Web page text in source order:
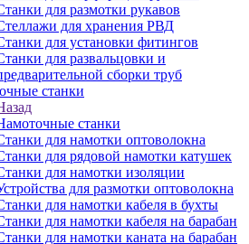
для размотки рукавов
для хранения РВД
для установки фитингов
для развальцовки и
сборки труб
станки
станки
для намотки оптоволокна
для рядовой намотки катушек
для намотки изоляции
для размотки оптоволокна
для намотки кабеля в бухты
для намотки кабеля на барабан
для намотки каната на барабан